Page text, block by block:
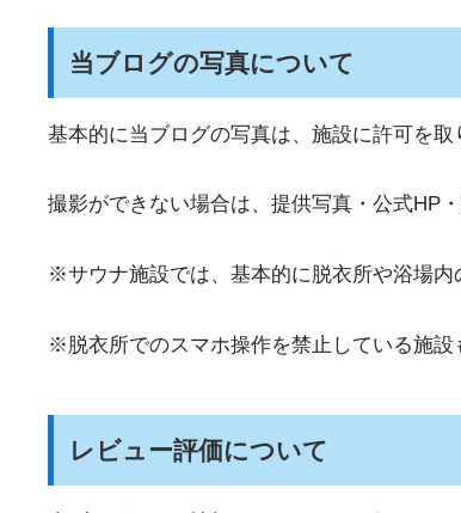
当ブログの写真について
基本的に当ブログの写真は、施設に許可を
撮影ができない場合は、提供写真・公式HP
※サウナ施設では、基本的に脱衣所や浴場内
※脱衣所でのスマホ操作を禁止している施設
レビュー評価について